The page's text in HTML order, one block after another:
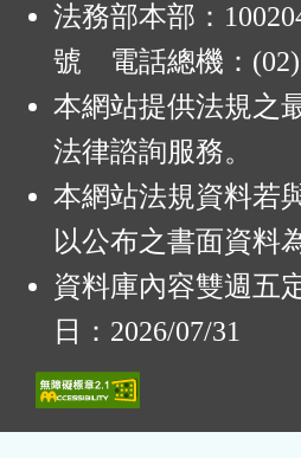
法務部本部：
號 電話總機：
本網站提供法規之
法律諮詢服務。
本網站法規資料若
以公布之書面資料
資料庫內容雙週五
日：2026/07/31